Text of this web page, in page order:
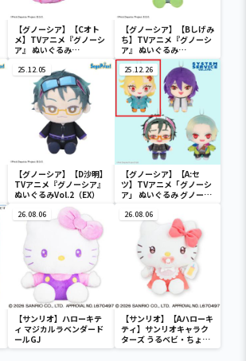
【グノーシア】【Cオト
メ】TVアニメ『グノーシ
ア』 ぬいぐるみ
【グノーシア】【Bしげみ
ち】TVアニメ『グノーシ
ア』 ぬいぐるみ
Vol.2（EX）
25.12.05
【グノーシア】【D沙明】
TVアニメ『グノーシア』
ぬいぐるみVol.2（EX）
25.12.26
【グノーシア】【A:セ
ツ】TVアニメ「グノーシ
ア」 ぬいぐるみ グノーシ
26.08.06
【サンリオ】ハローキテ
ィ マジカルラベンダード
ールGJ
26.08.06
【サンリオ】【Aハローキ
ティ】サンリオキャラク
ターズ うるベビ・ちょい
デカドール